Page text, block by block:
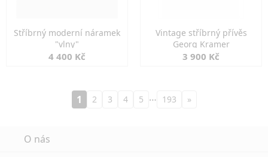
Stříbrný moderní náramek
"vlny"
4 400 Kč
Vintage stříbrný přívěs
Georg Kramer
3 900 Kč
1 2 3 4 5 … 193 »
O nás